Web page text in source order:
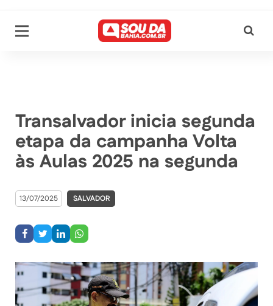
Transalvador inicia segunda
etapa da campanha Volta
às Aulas 2025 na segunda
13/07/2025 SALVADOR